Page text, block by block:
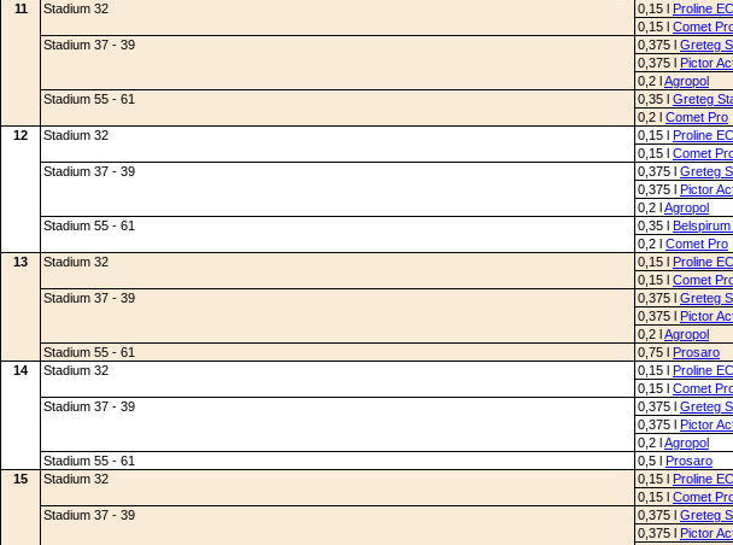
11
Stadium 32 0,15 l Proline
0,15 l Comet
Stadium 37 - 39
0,375 l Greteg
0,375 l Pictor
0,2 lAgropol
Stadium 55 - 61
0,35 l Greteg
0,2 l Comet Pro
12
Stadium 32 0,15 l Proline
0,15 l Comet
Stadium 37 - 39
0,375 l Greteg
0,375 l Pictor
0,2 lAgropol
Stadium 55 - 61
0,35 l
0,2 l Comet Pro
13
Stadium 32 0,15 l Proline
0,15 l Comet
Stadium 37 - 39
0,375 l Greteg
0,375 l Pictor
0,2 lAgropol
Stadium 55 - 61
0,75 l Prosaro
14
Stadium 32 0,15 l Proline
0,15 l Comet
Stadium 37 - 39
0,375 l Greteg
0,375 l Pictor
0,2 lAgropol
Stadium 55 - 61
0,5 l Prosaro
15
Stadium 32 0,15 l Proline
0,15 l Comet
Stadium 37 - 39
0,375 l Greteg
0,375 l Pictor